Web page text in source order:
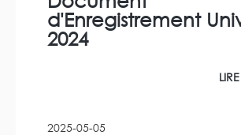
d'Enregistrement
2024
2025-05-05